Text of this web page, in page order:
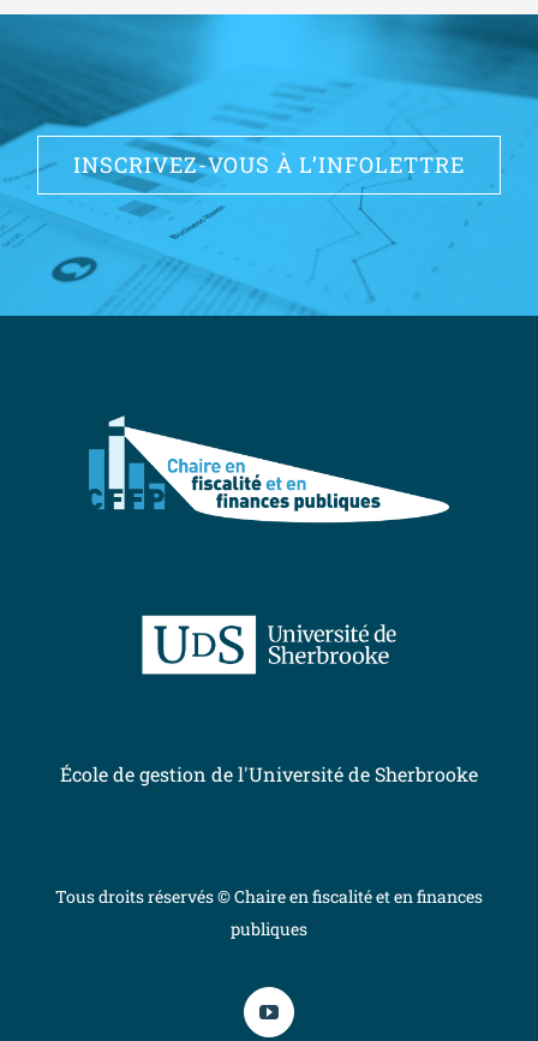
INSCRIVEZ-VOUS À L’INFOLETTRE
École de gestion de l'Université de Sherbrooke
Tous droits réservés © Chaire en fiscalité et en finances
publiques
YouTube